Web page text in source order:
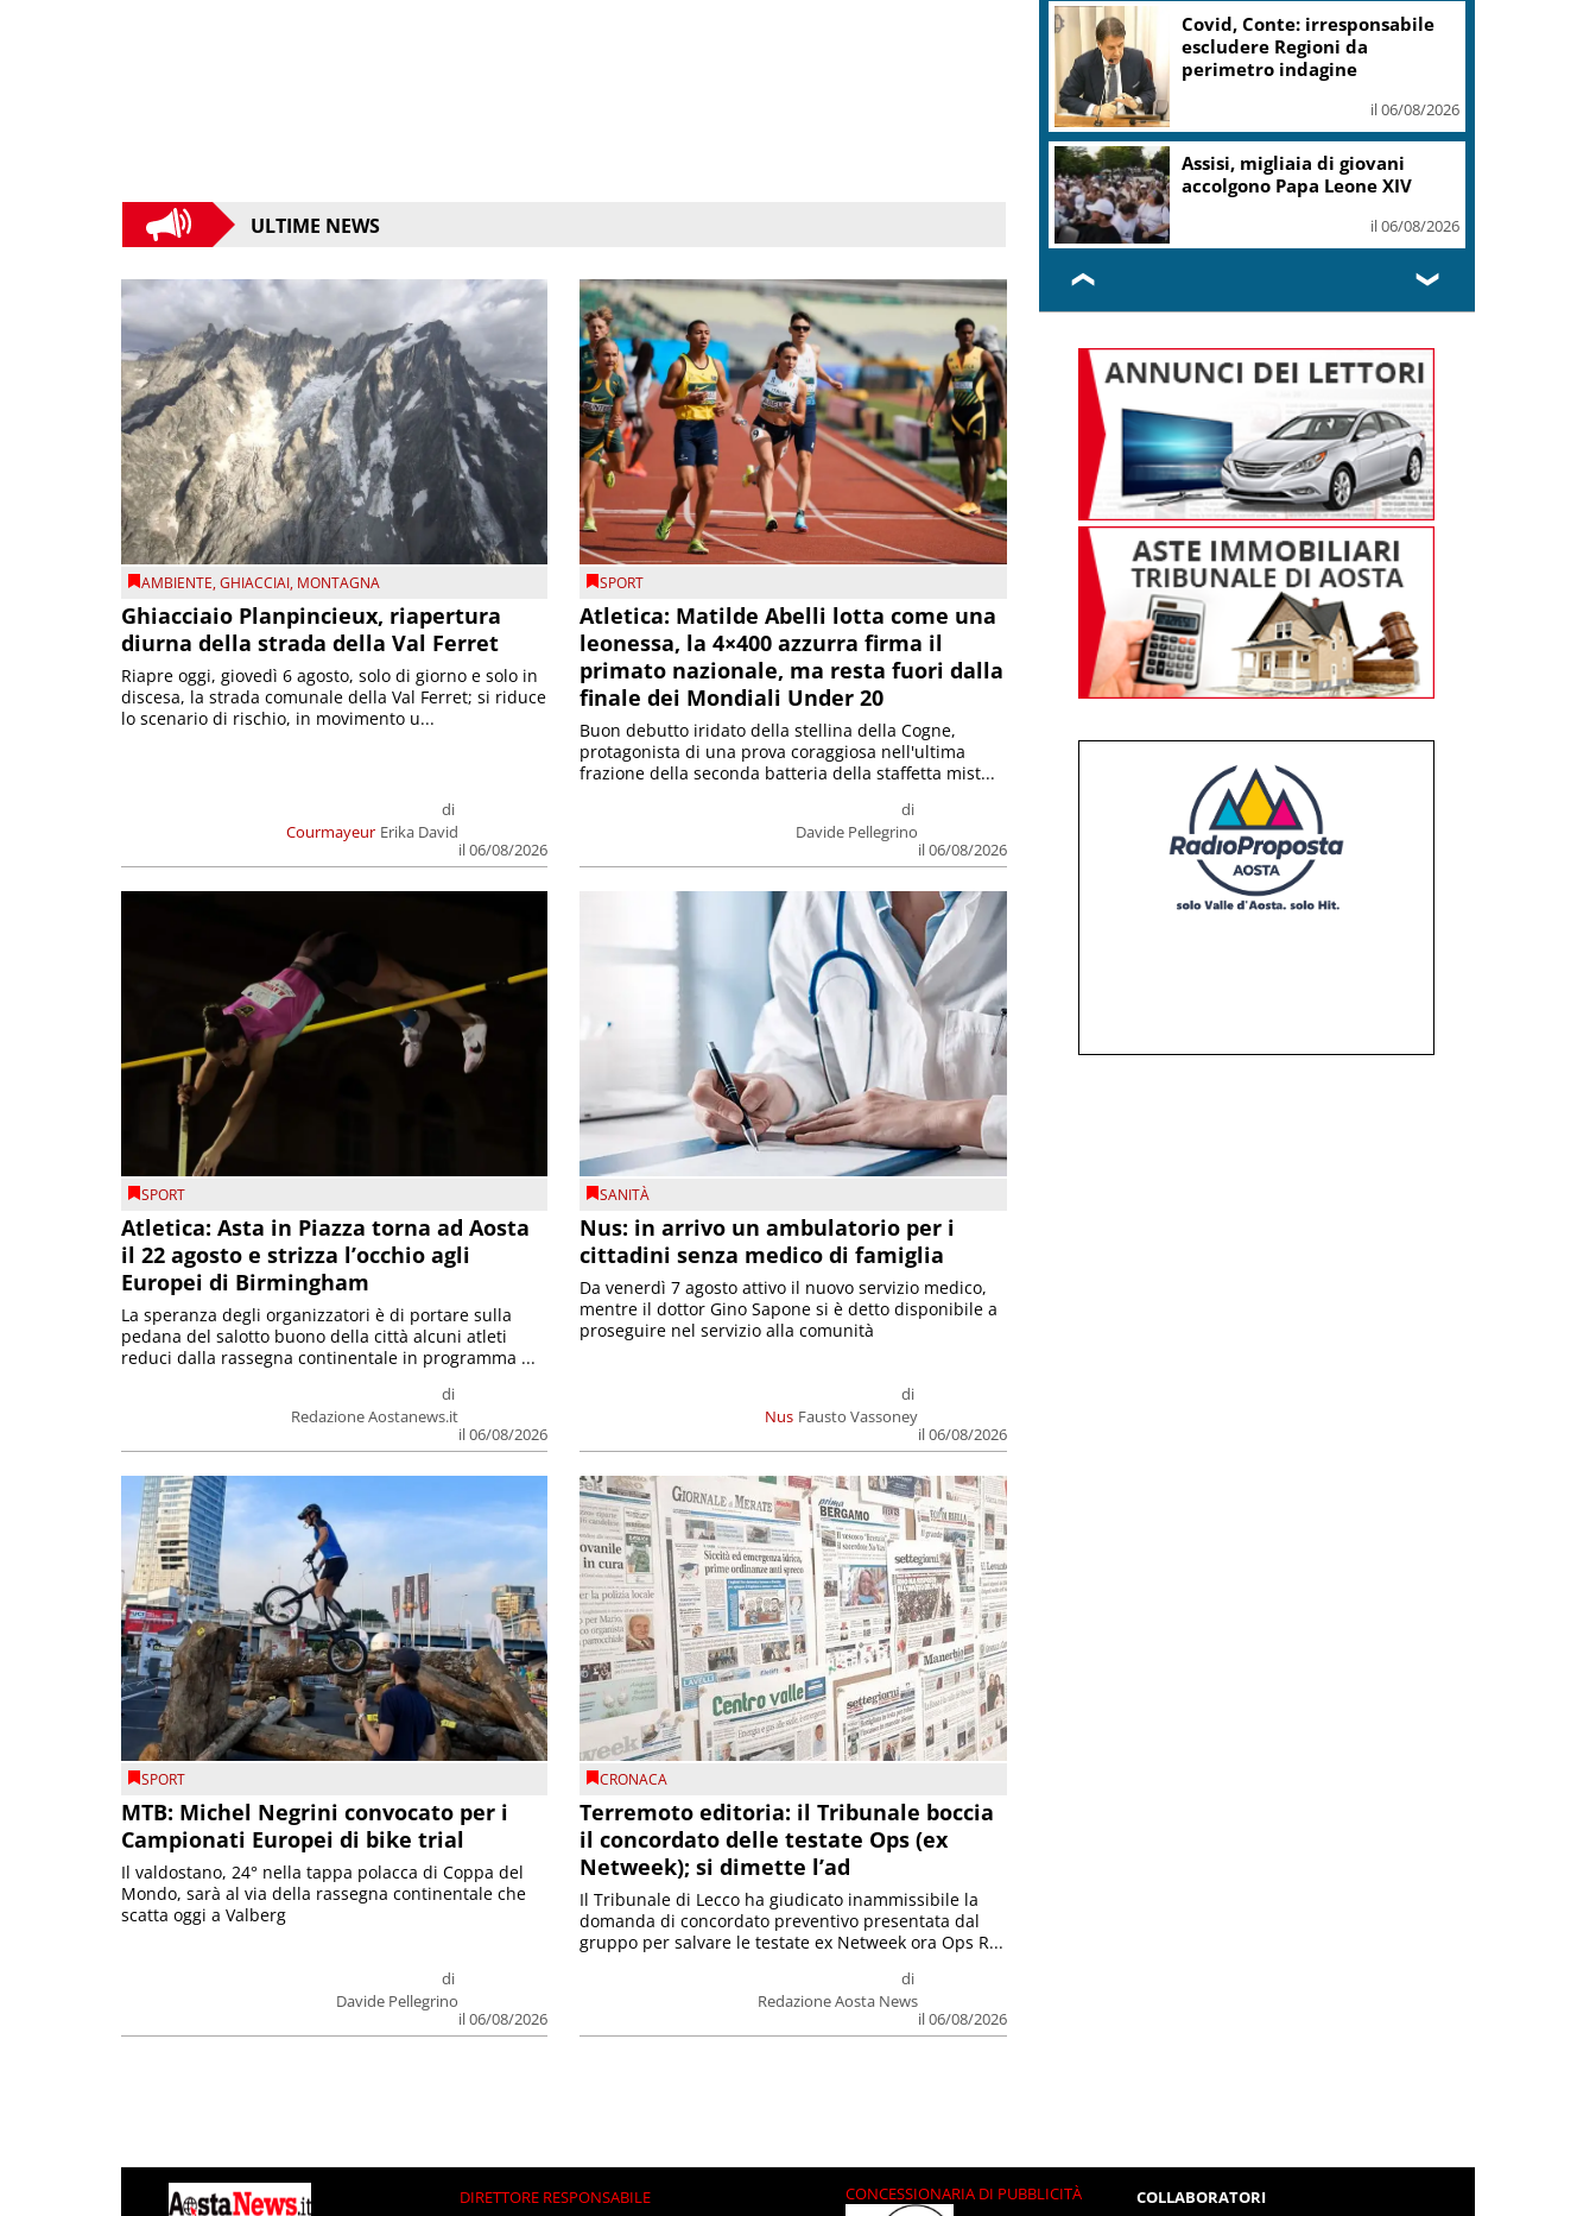
ULTIME NEWS
AMBIENTE,GHIACCIAI, MONTAGNA
Ghiacciaio Planpincieux, riapertura
diurna della strada della Val Ferret
Courmayeur
di
Erika David
il 06/08/2026
Riapre oggi, giovedì 6 agosto, solo di giorno e solo in
discesa, la strada comunale della Val Ferret; si riduce
lo scenario di rischio, in movimento u...
SPORT
Atletica: Matilde Abelli lotta come una
leonessa, la 4×400 azzurra firma il
primato nazionale, ma resta fuori dalla
finale dei Mondiali Under 20
di
Davide Pellegrino
il 06/08/2026
Buon debutto iridato della stellina della Cogne,
protagonista di una prova coraggiosa nell'ultima
frazione della seconda batteria della staffetta mist...
SPORT
Atletica: Asta in Piazza torna ad Aosta
il 22 agosto e strizza l’occhio agli
Europei di Birmingham
di
Redazione Aostanews.it
il 06/08/2026
La speranza degli organizzatori è di portare sulla
pedana del salotto buono della città alcuni atleti
reduci dalla rassegna continentale in programma ...
SANITÀ
Nus: in arrivo un ambulatorio per i
cittadini senza medico di famiglia
Nus
di
Fausto Vassoney
il 06/08/2026
Da venerdì 7 agosto attivo il nuovo servizio medico,
mentre il dottor Gino Sapone si è detto disponibile a
proseguire nel servizio alla comunità
SPORT
MTB: Michel Negrini convocato per i
Campionati Europei di bike trial
di
Davide Pellegrino
il 06/08/2026
Il valdostano, 24° nella tappa polacca di Coppa del
Mondo, sarà al via della rassegna continentale che
scatta oggi a Valberg
CRONACA
Terremoto editoria: il Tribunale boccia
il concordato delle testate Ops (ex
Netweek); si dimette l’ad
di
Redazione Aosta News
il 06/08/2026
Il Tribunale di Lecco ha giudicato inammissibile la
domanda di concordato preventivo presentata dal
gruppo per salvare le testate ex Netweek ora Ops R...
Covid, Conte: irresponsabile
escludere Regioni da
perimetro indagine
il 06/08/2026
Assisi, migliaia di giovani
accolgono Papa Leone XIV
il 06/08/2026
❮ ❯
DIRETTORE RESPONSABILE
CONCESSIONARIA DI PUBBLICITÀ
COLLABORATORI